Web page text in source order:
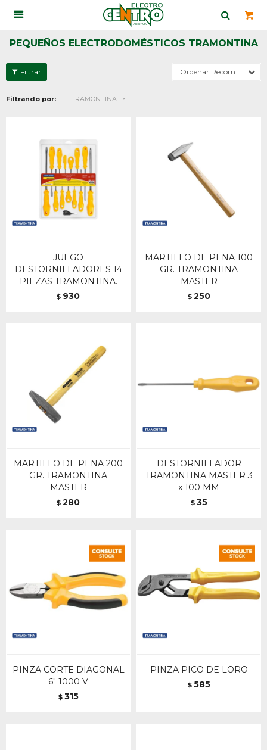

PEQUEÑOS ELECTRODOMÉSTICOS TRAMONTINA
Recomendados
Filtrando por: TRAMONTINA
JUEGO
DESTORNILLADORES 14
PIEZAS TRAMONTINA.
$ 930
MARTILLO DE PENA 100
GR. TRAMONTINA
MASTER
$ 250
MARTILLO DE PENA 200
GR. TRAMONTINA
MASTER
$ 280
DESTORNILLADOR
TRAMONTINA MASTER 3
x 100 MM
$ 35
PINZA CORTE DIAGONAL
6" 1000 V
$ 315
PINZA PICO DE LORO
$ 585